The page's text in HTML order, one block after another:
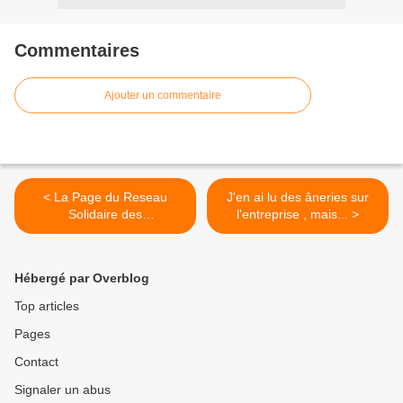
Commentaires
Ajouter un commentaire
< La Page du Reseau
Solidaire des
Indépendants...
J'en ai lu des âneries sur
l'entreprise , mais... >
Hébergé par Overblog
Top articles
Pages
Contact
Signaler un abus